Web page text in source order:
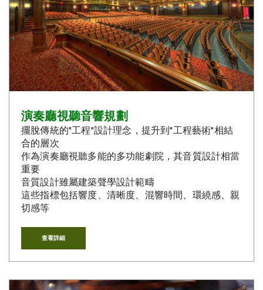
演奏廳視聽音響規劃
擺脫傳統的"工程"設計理念，提升到"工程藝術"相結
合的層次
作為演奏廳視聽多能的多功能劇院，其音質設計相當
重要
音質設計雖屬建築聲學設計範疇
這些指標包括響度、清晰度、混響時間、環繞感、親
切感等
查看詳細